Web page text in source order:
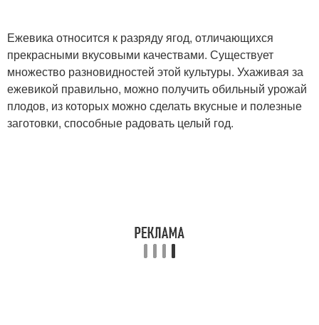
Ежевика относится к разряду ягод, отличающихся
прекрасными вкусовыми качествами. Существует
множество разновидностей этой культуры. Ухаживая за
ежевикой правильно, можно получить обильный урожай
плодов, из которых можно сделать вкусные и полезные
заготовки, способные радовать целый год.